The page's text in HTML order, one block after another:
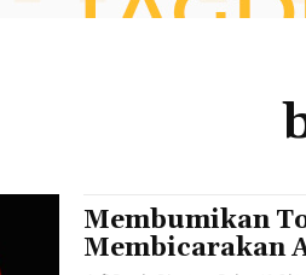
Membumikan
Membicarakan